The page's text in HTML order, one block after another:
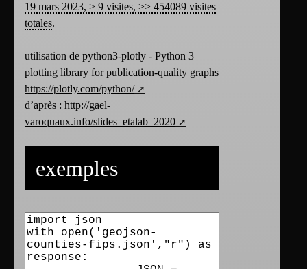
19 mars 2023, > 9 visites, >> 454089 visites
totales.
utilisation de python3-plotly - Python 3
plotting library for publication-quality graphs
https://plotly.com/python/
d’après : http://gael-
varoquaux.info/slides_etalab_2020
exemples